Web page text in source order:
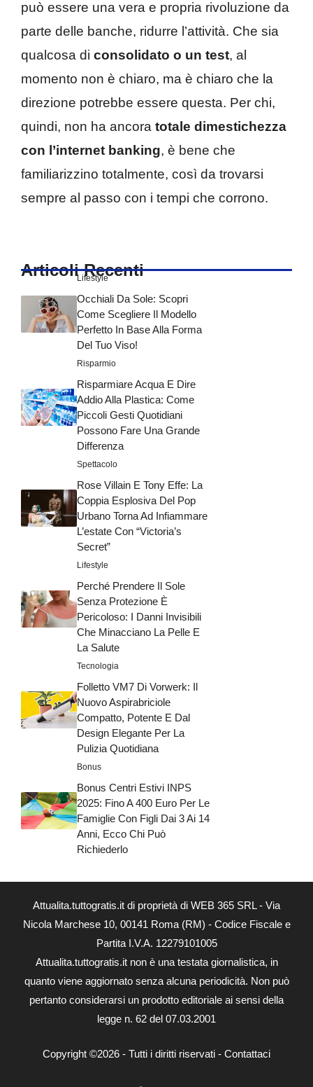
può essere una vera e propria rivoluzione da
parte delle banche, ridurre l’attività. Che sia
qualcosa di consolidato o un test, al
momento non è chiaro, ma è chiaro che la
direzione potrebbe essere questa. Per chi,
quindi, non ha ancora totale dimestichezza
con l’internet banking, è bene che
familiarizzino totalmente, così da trovarsi
sempre al passo con i tempi che corrono.
Articoli Recenti
Lifestyle
Occhiali Da Sole: Scopri
Come Scegliere Il Modello
Perfetto In Base Alla Forma
Del Tuo Viso!
Risparmio
Risparmiare Acqua E Dire
Addio Alla Plastica: Come
Piccoli Gesti Quotidiani
Possono Fare Una Grande
Differenza
Spettacolo
Rose Villain E Tony Effe: La
Coppia Esplosiva Del Pop
Urbano Torna Ad Infiammare
L’estate Con “Victoria’s
Secret”
Lifestyle
Perché Prendere Il Sole
Senza Protezione È
Pericoloso: I Danni Invisibili
Che Minacciano La Pelle E
La Salute
Tecnologia
Folletto VM7 Di Vorwerk: Il
Nuovo Aspirabriciole
Compatto, Potente E Dal
Design Elegante Per La
Pulizia Quotidiana
Bonus
Bonus Centri Estivi INPS
2025: Fino A 400 Euro Per Le
Famiglie Con Figli Dai 3 Ai 14
Anni, Ecco Chi Può
Richiederlo
Attualita.tuttogratis.it di proprietà di WEB 365 SRL - Via
Nicola Marchese 10, 00141 Roma (RM) - Codice Fiscale e
Partita I.V.A. 12279101005
Attualita.tuttogratis.it non è una testata giornalistica, in
quanto viene aggiornato senza alcuna periodicità. Non può
pertanto considerarsi un prodotto editoriale ai sensi della
legge n. 62 del 07.03.2001
Copyright ©2026 - Tutti i diritti riservati - Contattaci